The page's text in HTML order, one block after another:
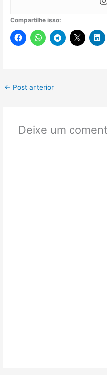
Compartilhe isso:
← Post anterior
Deixe um